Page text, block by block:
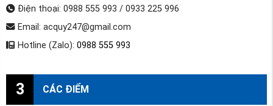
Điện thoại: 0988 555 993 / 0933 225 996
Email: acquy247@gmail.com
Hotline (Zalo): 0988 555 993
3 CÁC ĐIỂM